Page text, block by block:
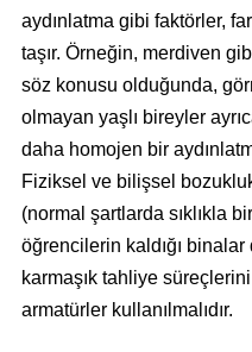
aydınlatma gibi faktörler,
taşır. Örneğin, merdiven
söz konusu olduğunda,
olmayan yaşlı bireyler
daha homojen bir
Fiziksel ve bilişsel
(normal şartlarda sıklıkla
öğrencilerin kaldığı
karmaşık tahliye
armatürler kullanılmalıdır.